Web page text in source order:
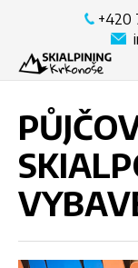
+420